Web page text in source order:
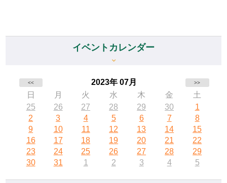
イベントカレンダー
<< 2023年 07月 >>
日 月 火 水 木 金
土
25
26 27 28 29 30
1
2
3 4 5 6 7
8
9
10 11 12 13 14
15
16
17 18 19 20 21
22
23
24 25 26 27 28
29
30
31 1 2 3 4 5